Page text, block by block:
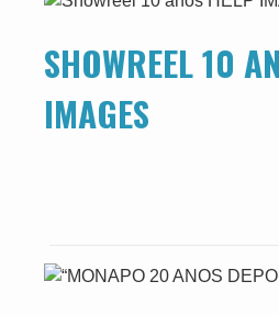
SHOWREEL 10
IMAGES